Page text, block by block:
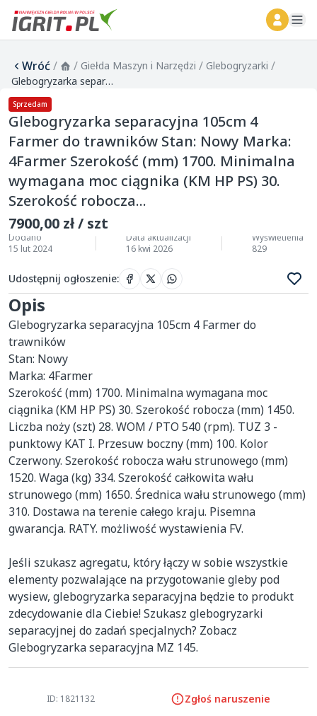
Wróć/ / Giełda Maszyn i Narzędzi / Glebogryzarki /
Glebogryzarka separacyjna 105cm 4 Farmer do trawników Stan: Nowy Marka: 4Farmer Szerokość (mm) 1700. Minimalna wymagana moc ciągnika (KM HP PS) 30. Szerokość robocza...
Sprzedam
Glebogryzarka separacyjna 105cm 4
Farmer do trawników Stan: Nowy Marka:
4Farmer Szerokość (mm) 1700. Minimalna
wymagana moc ciągnika (KM HP PS) 30.
Szerokość robocza...
7900,00 zł / szt
Dodano
15 lut 2024
Data aktualizacji
16 kwi 2026
Wyświetlenia
829
Udostępnij ogłoszenie:
Opis
Glebogryzarka separacyjna 105cm 4 Farmer do
trawników
Stan: Nowy
Marka: 4Farmer
Szerokość (mm) 1700. Minimalna wymagana moc
ciągnika (KM HP PS) 30. Szerokość robocza (mm) 1450.
Liczba noży (szt) 28. WOM / PTO 540 (rpm). TUZ 3 -
punktowy KAT I. Przesuw boczny (mm) 100. Kolor
Czerwony. Szerokość robocza wału strunowego (mm)
1520. Waga (kg) 334. Szerokość całkowita wału
strunowego (mm) 1650. Średnica wału strunowego (mm)
310. Dostawa na terenie całego kraju. Pisemna
gwarancja. RATY. możliwość wystawienia FV.
Jeśli szukasz agregatu, który łączy w sobie wszystkie
elementy pozwalające na przygotowanie gleby pod
wysiew, glebogryzarka separacyjna będzie to produkt
zdecydowanie dla Ciebie! Szukasz glebogryzarki
separacyjnej do zadań specjalnych? Zobacz
Glebogryzarka separacyjna MZ 145.
ID: 1821132 Zgłoś naruszenie